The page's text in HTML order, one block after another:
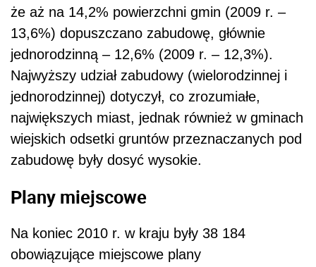
że aż na 14,2% powierzchni gmin (2009 r. –
13,6%) dopuszczano zabudowę, głównie
jednorodzinną – 12,6% (2009 r. – 12,3%).
Najwyższy udział zabudowy (wielorodzinnej i
jednorodzinnej) dotyczył, co zrozumiałe,
największych miast, jednak również w gminach
wiejskich odsetki gruntów przeznaczanych pod
zabudowę były dosyć wysokie.
Plany miejscowe
Na koniec 2010 r. w kraju były 38 184
obowiązujące miejscowe plany